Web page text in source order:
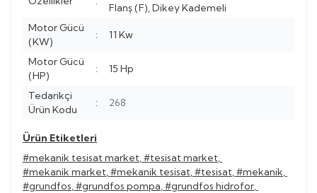
Flanş (F), Dikey Kademeli
Motor Gücü
(KW)
: 11 Kw
Motor Gücü
(HP)
: 15 Hp
Tedarikçi
Ürün Kodu
: 268
Ürün Etiketleri
#mekanik tesisat market,#tesisat market,
#mekanik market,#mekanik tesisat,#tesisat,#mekanik,
#grundfos,#grundfos pompa,#grundfos hidrofor,